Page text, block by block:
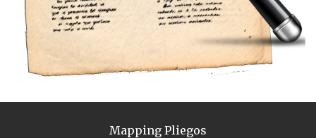
Mapping Pliegos